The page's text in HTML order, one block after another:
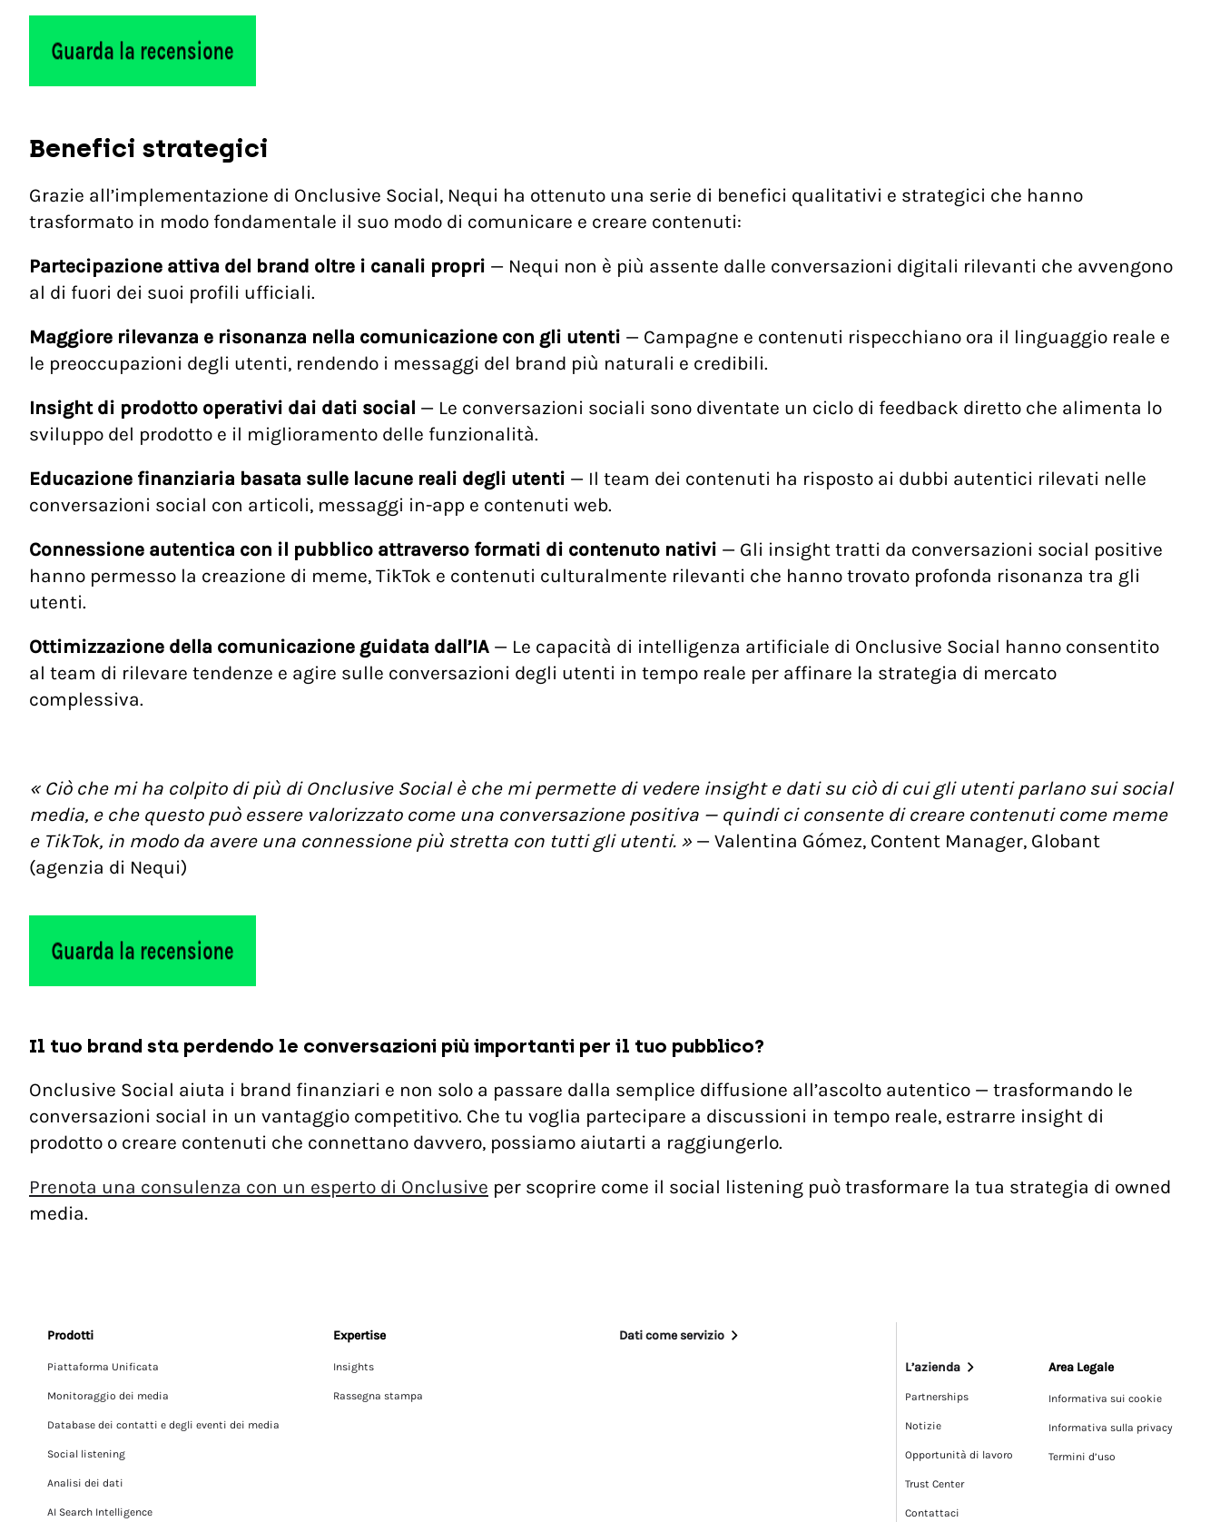
Benefici strategici
Grazie all’implementazione di Onclusive Social, Nequi ha ottenuto una serie di benefici qualitativi e strategici che hanno
trasformato in modo fondamentale il suo modo di comunicare e creare contenuti:
Partecipazione attiva del brand oltre i canali propri — Nequi non è più assente dalle conversazioni digitali rilevanti che avvengono
al di fuori dei suoi profili ufficiali.
Maggiore rilevanza e risonanza nella comunicazione con gli utenti — Campagne e contenuti rispecchiano ora il linguaggio reale e
le preoccupazioni degli utenti, rendendo i messaggi del brand più naturali e credibili.
Insight di prodotto operativi dai dati social — Le conversazioni sociali sono diventate un ciclo di feedback diretto che alimenta lo
sviluppo del prodotto e il miglioramento delle funzionalità.
Educazione finanziaria basata sulle lacune reali degli utenti — Il team dei contenuti ha risposto ai dubbi autentici rilevati nelle
conversazioni social con articoli, messaggi in-app e contenuti web.
Connessione autentica con il pubblico attraverso formati di contenuto nativi — Gli insight tratti da conversazioni social positive
hanno permesso la creazione di meme, TikTok e contenuti culturalmente rilevanti che hanno trovato profonda risonanza tra gli
utenti.
Ottimizzazione della comunicazione guidata dall’IA — Le capacità di intelligenza artificiale di Onclusive Social hanno consentito
al team di rilevare tendenze e agire sulle conversazioni degli utenti in tempo reale per affinare la strategia di mercato
complessiva.
« Ciò che mi ha colpito di più di Onclusive Social è che mi permette di vedere insight e dati su ciò di cui gli utenti parlano sui social
media, e che questo può essere valorizzato come una conversazione positiva — quindi ci consente di creare contenuti come meme
e TikTok, in modo da avere una connessione più stretta con tutti gli utenti. »— Valentina Gómez, Content Manager, Globant
(agenzia di Nequi)
Il tuo brand sta perdendo le conversazioni più importanti per il tuo pubblico?
Onclusive Social aiuta i brand finanziari e non solo a passare dalla semplice diffusione all’ascolto autentico — trasformando le
conversazioni social in un vantaggio competitivo. Che tu voglia partecipare a discussioni in tempo reale, estrarre insight di
prodotto o creare contenuti che connettano davvero, possiamo aiutarti a raggiungerlo.
Prenota una consulenza con un esperto di Onclusive per scoprire come il social listening può trasformare la tua strategia di owned
media.
Prodotti
Piattaforma Unificata
Monitoraggio dei media
Database dei contatti e degli eventi dei media
Social listening
Analisi dei dati
AI Search Intelligence
Expertise
Insights
Rassegna stampa
Dati come servizio
L’azienda
Partnerships
Notizie
Opportunità di lavoro
Trust Center
Contattaci
Area Legale
Informativa sui cookie
Informativa sulla privacy
Termini d’uso